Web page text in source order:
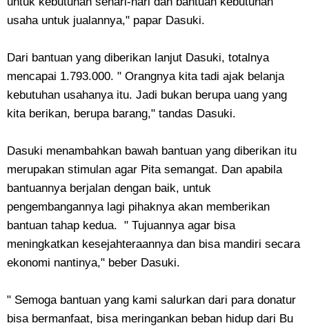
usaha untuk jualannya," papar Dasuki.
Dari bantuan yang diberikan lanjut Dasuki, totalnya
mencapai 1.793.000. " Orangnya kita tadi ajak belanja
kebutuhan usahanya itu. Jadi bukan berupa uang yang
kita berikan, berupa barang," tandas Dasuki.
Dasuki menambahkan bawah bantuan yang diberikan itu
merupakan stimulan agar Pita semangat. Dan apabila
bantuannya berjalan dengan baik, untuk
pengembangannya lagi pihaknya akan memberikan
bantuan tahap kedua. " Tujuannya agar bisa
meningkatkan kesejahteraannya dan bisa mandiri secara
ekonomi nantinya," beber Dasuki.
" Semoga bantuan yang kami salurkan dari para donatur
bisa bermanfaat, bisa meringankan beban hidup dari Bu